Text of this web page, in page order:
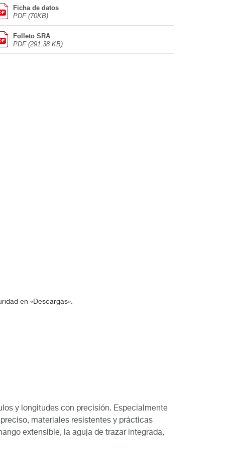
Ficha de datos
PDF (70KB)
Folleto SRA
PDF (291.38 KB)
en «Descargas».
y longitudes con precisión. Especialmente
materiales resistentes y prácticas
extensible, la aguja de trazar integrada,